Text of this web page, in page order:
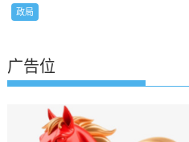
政局
广告位